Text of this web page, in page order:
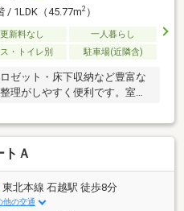
/ 1LDK（45.77m2）
更新料なし
一人暮らし
・トイレ別 駐車場(近隣含)
ゼット・床下収納など豊富な
理がしやすく便利です。室内
トＡ
東北本線 石越駅 徒歩8分
他の交通